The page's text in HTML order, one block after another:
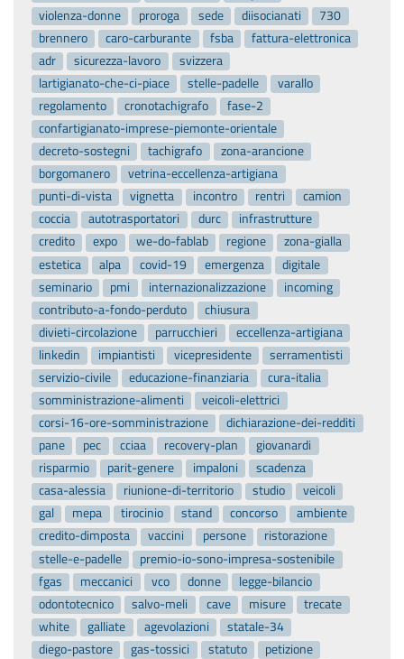
violenza-donne
proroga sede diisocianati
730
brennero
caro-carburante fsba
fattura-elettronica
adr
sicurezza-lavoro
svizzera
lartigianato-che-ci-piace
stelle-padelle
varallo
regolamento
cronotachigrafo
fase-2
confartigianato-imprese-piemonte-orientale
decreto-sostegni
tachigrafo
zona-arancione
borgomanero
vetrina-eccellenza-artigiana
punti-di-vista
vignetta incontro rentri
camion
coccia
autotrasportatori durc
infrastrutture
credito
expo we-do-fablab regione
zona-gialla
estetica
alpa covid-19 emergenza
digitale
seminario
pmi internazionalizzazione
incoming
contributo-a-fondo-perduto
chiusura
divieti-circolazione
parrucchieri
eccellenza-artigiana
linkedin
impiantisti vicepresidente
serramentisti
servizio-civile
educazione-finanziaria
cura-italia
somministrazione-alimenti
veicoli-elettrici
corsi-16-ore-somministrazione
dichiarazione-dei-redditi
pane
pec cciaa recovery-plan
giovanardi
risparmio
parit-genere impaloni
scadenza
casa-alessia
riunione-di-territorio studio
veicoli
gal
mepa tirocinio stand concorso
ambiente
credito-dimposta
vaccini persone
ristorazione
stelle-e-padelle
premio-io-sono-impresa-sostenibile
fgas
meccanici vco donne
legge-bilancio
odontotecnico
salvo-meli cave misure
trecate
white
galliate agevolazioni
statale-34
diego-pastore
gas-tossici statuto
petizione